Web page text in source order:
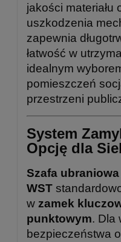
jakości materiału
uszkodzenia
zapewnia
łatwość w
idealnym
pomieszczeń
przestrzeni
System
Opcję dla
Szafa ubraniowa
WST
w zamek
punktowym. Dla
bezpieczeństwa